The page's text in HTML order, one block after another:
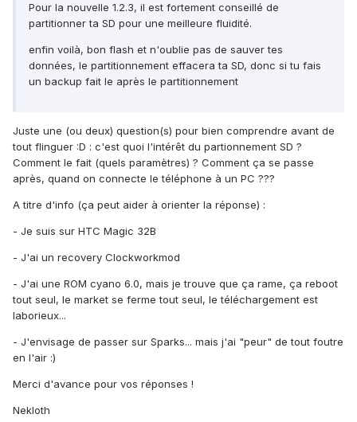
Pour la nouvelle 1.2.3, il est fortement conseillé de
partitionner ta SD pour une meilleure fluidité.
enfin voilà, bon flash et n'oublie pas de sauver tes
données, le partitionnement effacera ta SD, donc si tu fais
un backup fait le après le partitionnement
Juste une (ou deux) question(s) pour bien comprendre avant de
tout flinguer :D : c'est quoi l'intérêt du partionnement SD ?
Comment le fait (quels paramètres) ? Comment ça se passe
après, quand on connecte le téléphone à un PC ???
A titre d'info (ça peut aider à orienter la réponse) :
- Je suis sur HTC Magic 32B
- J'ai un recovery Clockworkmod
- J'ai une ROM cyano 6.0, mais je trouve que ça rame, ça reboot
tout seul, le market se ferme tout seul, le téléchargement est
laborieux...
- J'envisage de passer sur Sparks... mais j'ai "peur" de tout foutre
en l'air :)
Merci d'avance pour vos réponses !
Nekloth